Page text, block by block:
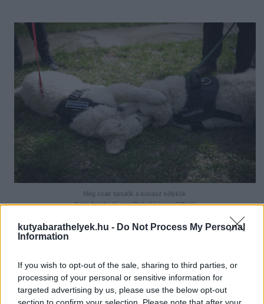
kutyabarathelyek.hu - Do Not Process My Personal
Information
If you wish to opt-out of the sale, sharing to third parties, or
processing of your personal or sensitive information for
targeted advertising by us, please use the below opt-out
section to confirm your selection. Please note that after your
Még csak tanulók a kuvasz kölykök
Fotó: facebook.com/PoliceHungaryOfficial